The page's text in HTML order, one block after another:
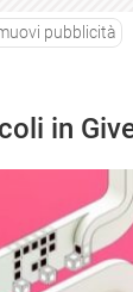
pubblicità
in